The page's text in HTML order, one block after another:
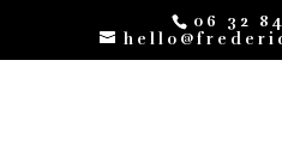
06 32